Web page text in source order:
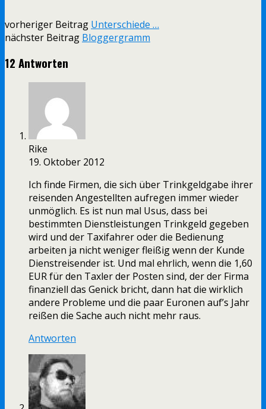
vorheriger Beitrag Unterschiede …
nächster Beitrag Bloggergramm
12 Antworten
Rike
19. Oktober 2012
Ich finde Firmen, die sich über Trinkgeldgabe ihrer
reisenden Angestellten aufregen immer wieder
unmöglich. Es ist nun mal Usus, dass bei
bestimmten Dienstleistungen Trinkgeld gegeben
wird und der Taxifahrer oder die Bedienung
arbeiten ja nicht weniger fleißig wenn der Kunde
Dienstreisender ist. Und mal ehrlich, wenn die 1,60
EUR für den Taxler der Posten sind, der der Firma
finanziell das Genick bricht, dann hat die wirklich
andere Probleme und die paar Euronen auf’s Jahr
reißen die Sache auch nicht mehr raus.
Antworten